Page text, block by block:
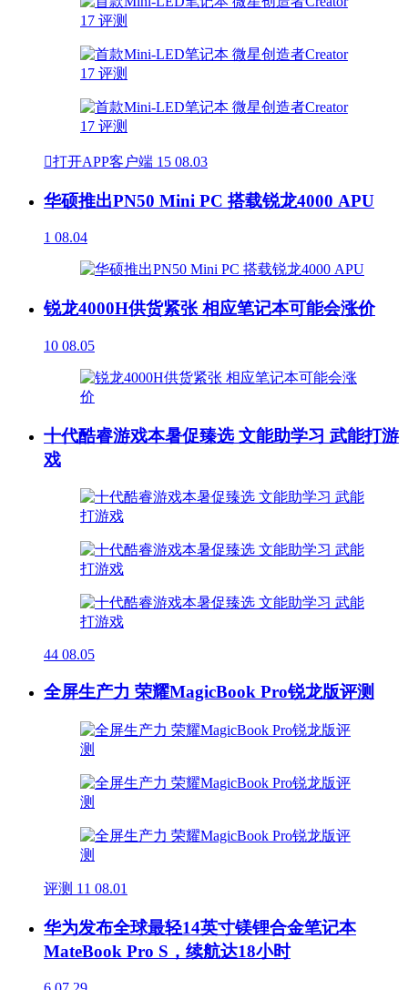
打开APP客户端 15 08.03
华硕推出PN50 Mini PC 搭载锐龙4000 APU
1 08.04
锐龙4000H供货紧张 相应笔记本可能会涨价
10 08.05
十代酷睿游戏本暑促臻选 文能助学习 武能打游
戏
44 08.05
全屏生产力 荣耀MagicBook Pro锐龙版评测
评测 11 08.01
华为发布全球最轻14英寸镁锂合金笔记本
MateBook Pro S，续航达18小时